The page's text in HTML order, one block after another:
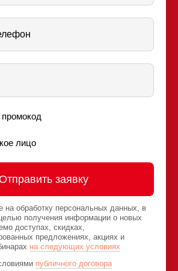
лицо
заявку
на обработку персональных данных, в
получения информации о новых
доступах, скидках,
предложениях, акциях и
на следующих условиях
публичного договора